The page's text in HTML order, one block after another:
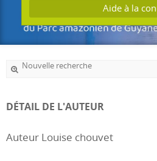
Aide à la
Nouvelle recherche
DÉTAIL DE L'AUTEUR
Auteur Louise chouvet